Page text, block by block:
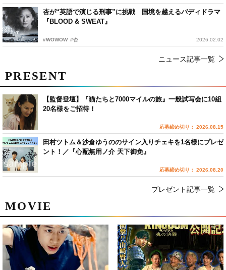
杏が“英語で演じる刑事”に挑戦 国境を越えるバディドラマ
『BLOOD & SWEAT』
#WOWOW #杏 2026.02.02
ニュース記事一覧
MOVIE
PRESENT
【監督登壇】『猫たちと7000マイルの旅』一般試写会に10組
20名様をご招待！
応募締め切り： 2026.08.15
田村ツトム＆沙倉ゆうののサイン入りチェキを1名様にプレゼ
ント！／『心配無用ノ介 天下御免』
応募締め切り： 2026.08.20
プレゼント記事一覧